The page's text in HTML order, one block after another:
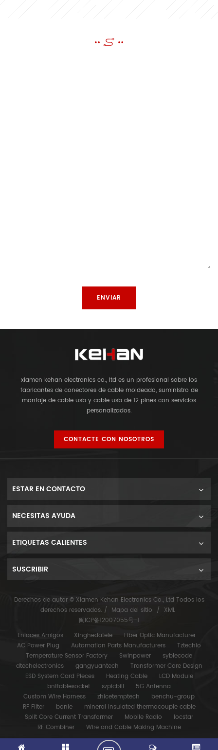
xiamen kehan electronics co., ltd es un profesional sobre los
fabricantes de conectores de cable moldeado, suministro de
montaje de cable usb y cable usb de 12 pines con servicios
personalizados.
CONTACTE CON NOSOTROS
ESTAR EN CONTACTO
NECESITAS AYUDA
ETIQUETAS CALIENTES
SUSCRIBIR
Derechos de autor © Xiamen Kehan Electronics Co., Ltd Todos los
derechos reservados. / Mapa del sitio / XML
闽ICP备12007055号-1
Enlaces Amigos :
Xinghedatele
Fiber Optic Manufacturer
AC Power Plug
Automation Parts Manufacturers
Tztechio
Temperature Sensor Factory
Swinpower
syblecode
dtechelectronics
gangyuantech
Transformer Core Design
ESD System Card Pieces
Heating Cable
LCD Module
bnttablesocket
szpicbill
5G Antenna
Custom Wire Harness
zhicetemptech
benchu-group
RF Filter
bonle
mineral insulated thermocouple cable
Split Core Current Transformer
Mobile Radio
locstar
RF Combiner
Wire and Cable Making Machine